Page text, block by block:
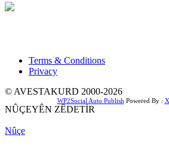
Terms & Conditions
Privacy
© AVESTAKURD 2000-2026
WP2Social Auto Publish Powered By :
NÛÇEYÊN ZÊDETİR
Nûçe